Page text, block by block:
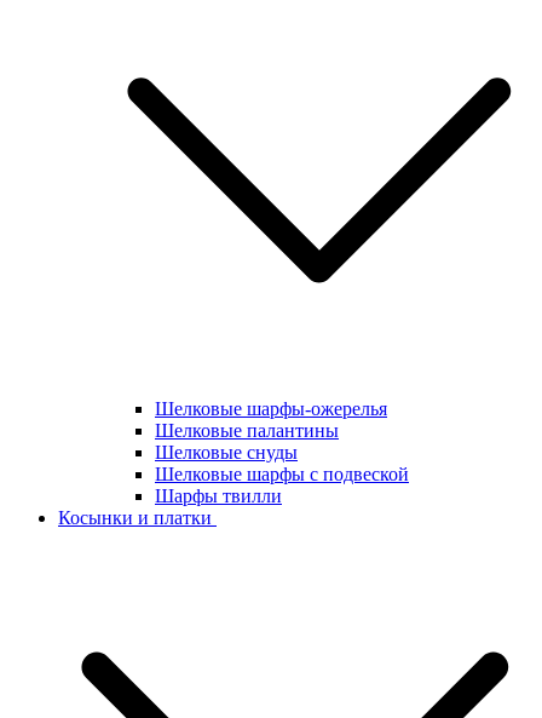
Шелковые шарфы-ожерелья
Шелковые палантины
Шелковые снуды
Шелковые шарфы с подвеской
Шарфы твилли
Косынки и платки